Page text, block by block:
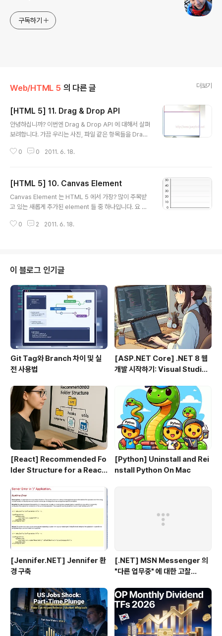
구독하기
Web/HTML 5 의 다른 글 더보기
[HTML 5] 11. Drag & Drop API
안녕하십니까? 이번엔 Drag & Drop API 에 대해서 살펴
보려합니다. 가끔 우리는 사진, 파일 같은 항목들을 Drag
mail 에서 보셨을텐데요... HTML 5 적용하기 이전에도
e 이벤트를 이용하여 Javascirpt 로 구현을 한 것이죠. J
avascript 를 사용하지 않았다면 ActiveX 를 사용하였겠
지요. 이런 Javascript 나 ActiveX 는 별도의 설치가 필
기고요(어떤 분들은 Client 측의 부하는 대수롭지 않게 넘
0 0 2011. 6. 18.
[HTML 5] 10. Canvas Element
Canvas Element 는 HTML 5 에서 가장? 많이 주목받
고 있는 새롭게 추가된 element 들 중 하나입니다. 요 녀
버라이트나 플래쉬는 이제 죽는거냐? "Microsoft 는 이제
느낄 수 있듯이, 그림을 그릴 수 있을 것입니다. 이미지도
올릴 수 있습니다. 그렇다면 사진합성도 할 수 있겠죠? 그
림을 그릴 수 있으니... 그래프도 그릴 수 있겠죠? 애니메이
션도 만들 수 있고요, 게임까지도 "Canvas" 위에서 구현
할 수 있습니다. 이 ..
0 2 2011. 6. 18.
이 블로그 인기글
Git Tag와 Branch 차이 및 실
전 사용법
[ASP.NET Core] .NET 8 웹
개발 시작하기: Visual Studio
로젝트 만들기 (1편)
[React] Recommended Fo
lder Structure for a React
[Python] Uninstall and Rei
nstall Python On Mac
[Jennifer.NET] Jennifer 환
경 구축
[.NET] MSN Messenger 의
"다른 업무중" 에 대한 고찰...